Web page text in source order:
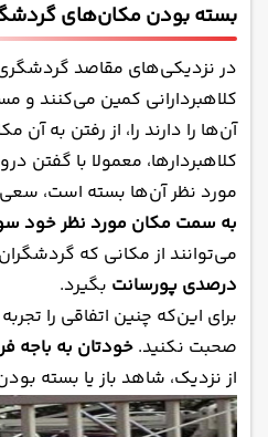
بسته بودن مکان‌های
در نزدیکی‌های مقاصد
کلاهبردارانی کمین می‌کنند و
آن‌ها را دارند را، از رفتن به
کلاهبردارها، معمولا با گفتن
مورد نظر آن‌ها بسته است، سعی
به سمت مکان مورد نظر خود
می‌توانند از مکانی که
درصدی پورسانت بگیرد.
برای این‌که چنین اتفاقی را
صحبت نکنید.خودتان به باجه
از نزدیک، شاهد باز یا بسته